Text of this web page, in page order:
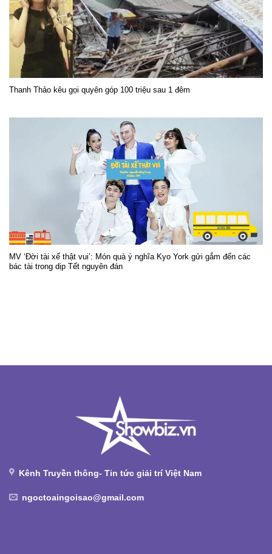
Thanh Thảo kêu gọi quyên góp 100 triệu sau 1 đêm
MV ‘Đời tài xế thật vui’: Món quà ý nghĩa Kyo York gửi gắm đến các
bác tài trong dịp Tết nguyên đán
Kênh Truyền thông- Tin tức giải trí Việt Nam
ngoctoaingoisao@gmail.com